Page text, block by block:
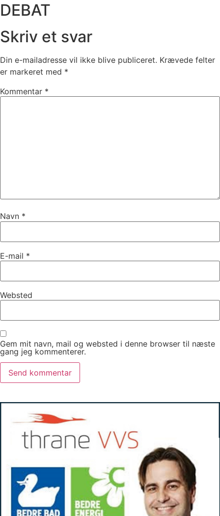
DEBAT
Skriv et svar
Din e-mailadresse vil ikke blive publiceret. Krævede felter
er markeret med *
Kommentar *
Navn *
E-mail *
Websted
Gem mit navn, mail og websted i denne browser til næste
gang jeg kommenterer.